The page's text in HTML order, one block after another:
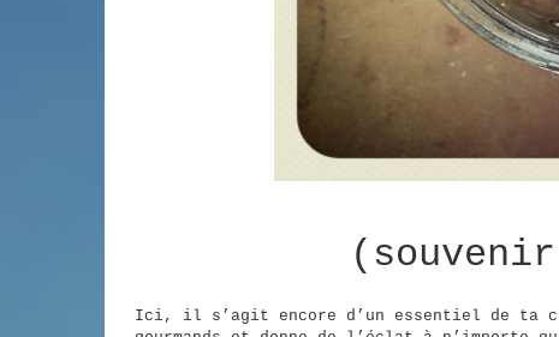
Ici, il s’agit encore d’un essentiel de ta